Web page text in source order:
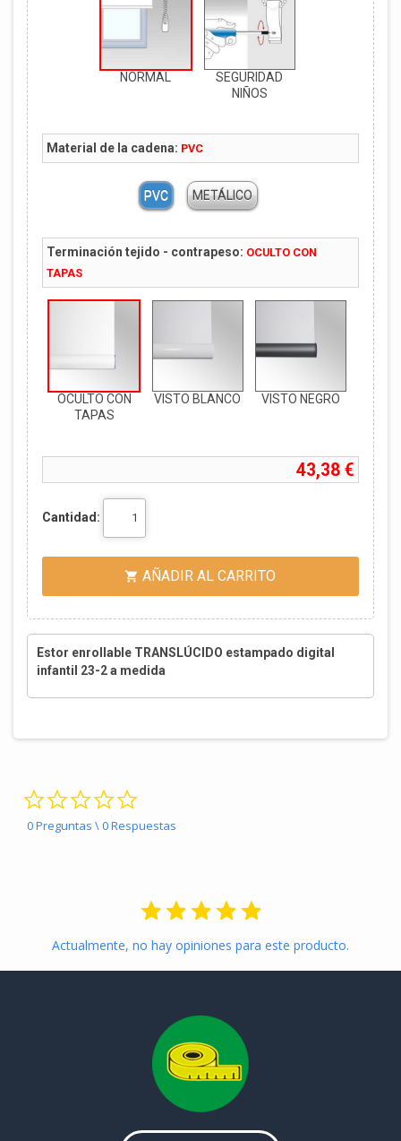
NORMAL
SEGURIDAD
NIÑOS
Material de la cadena: PVC
PVC METÁLICO
Terminación tejido - contrapeso: OCULTO CON
TAPAS
OCULTO CON
TAPAS
VISTO BLANCO VISTO NEGRO
43,38 €
Cantidad:
 AÑADIR AL CARRITO
Estor enrollable TRANSLÚCIDO estampado digital
infantil 23-2 a medida
0 Preguntas \ 0 Respuestas
Actualmente, no hay opiniones para este producto.